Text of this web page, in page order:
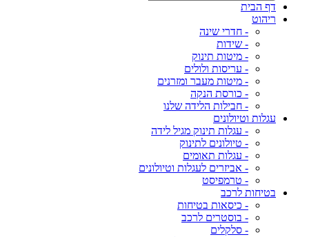
דף הבית
ריהוט
- חדרי שינה
- שידות
- מיטות תינוק
- עריסות ולולים
- מיטות מעבר ומזרנים
- כורסת הנקה
- חבילות הלידה שלנו
עגלות וטיולונים
- עגלות תינוק מגיל לידה
- טיולונים לתינוק
- עגלות תאומים
- אביזרים לעגלות וטיולונים
- טרמפיסט
בטיחות לרכב
- כיסאות בטיחות
- בוסטרים לרכב
- סלקלים